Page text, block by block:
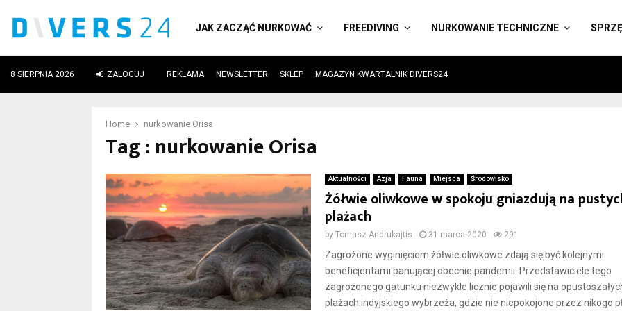
JAK ZACZĄĆ NURKOWAĆ FREEDIVING NURKOWANIE TECHNICZNE
8 SIERPNIA 2026 ZALOGUJ REKLAMA NEWSLETTER SKLEP MAGAZYN KWARTALNIK DIVERS24
Home nurkowanie Orisa
Tag : nurkowanie Orisa
Aktualności Azja Fauna Miejsca Środowisko
Żółwie oliwkowe w spokoju gniazdują na
plażach
by Tomasz Andrukajtis 31 marca 2020 291
Zagrożone wyginięciem żółwie oliwkowe zdają się być kolejnymi
beneficjentami panującej obecnie pandemii. Przedstawiciele tego
zagrożonego gatunku niezwykle licznie pojawili się na
plażach indyjskiego wybrzeża, gdzie nie niepokojone przez nikogo